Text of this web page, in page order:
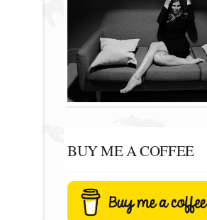
BUY ME A COFFEE